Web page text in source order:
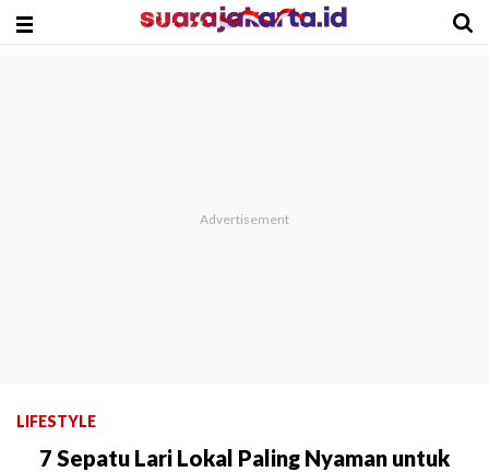
LIFESTYLE
7 Sepatu Lari Lokal Paling Nyaman untuk